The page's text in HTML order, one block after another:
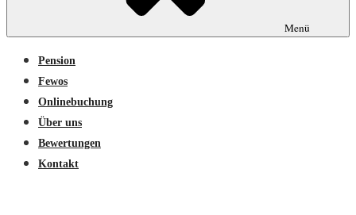
Menü
Pension
Fewos
Onlinebuchung
Über uns
Bewertungen
Kontakt